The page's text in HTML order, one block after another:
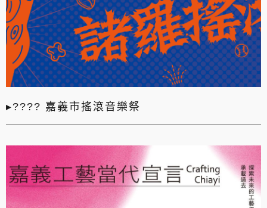
▸???? 嘉義市搖滾音樂祭